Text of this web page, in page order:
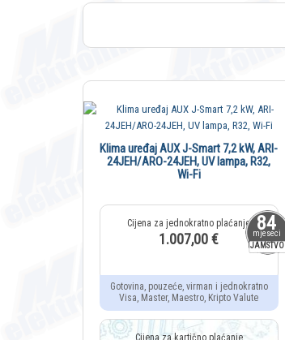
84
mjeseci
JAMSTVO
Klima uređaj AUX J-Smart 7,2 kW, ARI-
24JEH/ARO-24JEH, UV lampa, R32,
Wi-Fi
1.007,00 €
Gotovina, pouzeće, virman i jednokratno
Visa, Master, Maestro, Kripto Valute